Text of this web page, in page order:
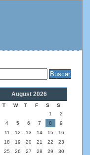
August 2026
T W T F S
S
1
2
4
5 6 7 8
9
11
12 13 14 15
16
18
19 20 21 22
23
25
26 27 28 29 30